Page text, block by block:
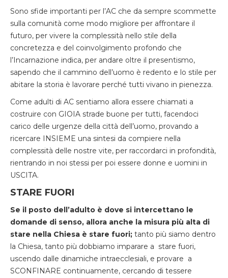
Sono sfide importanti per l’AC che da sempre scommette
sulla comunità come modo migliore per affrontare il
futuro, per vivere la complessità nello stile della
concretezza e del coinvolgimento profondo che
l’Incarnazione indica, per andare oltre il presentismo,
sapendo che il cammino dell’uomo è redento e lo stile per
abitare la storia è lavorare perché tutti vivano in pienezza.
Come adulti di AC sentiamo allora essere chiamati a
costruire con GIOIA strade buone per tutti, facendoci
carico delle urgenze della città dell’uomo, provando a
ricercare INSIEME una sintesi da compiere nella
complessità delle nostre vite, per raccordarci in profondità,
rientrando in noi stessi per poi essere donne e uomini in
USCITA.
STARE FUORI
Se il posto dell’adulto è dove si intercettano le
domande di senso, allora anche la misura più alta di
stare nella Chiesa è stare fuori; tanto più siamo dentro
la Chiesa, tanto più dobbiamo imparare a stare fuori,
uscendo dalle dinamiche intraecclesiali, e provare a
SCONFINARE continuamente, cercando di tessere